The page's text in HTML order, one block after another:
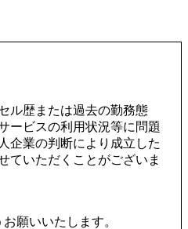
ル歴または過去の勤務態
ービスの利用状況等に問題
企業の判断により成立した
ていただくことがございま
願いいたします。